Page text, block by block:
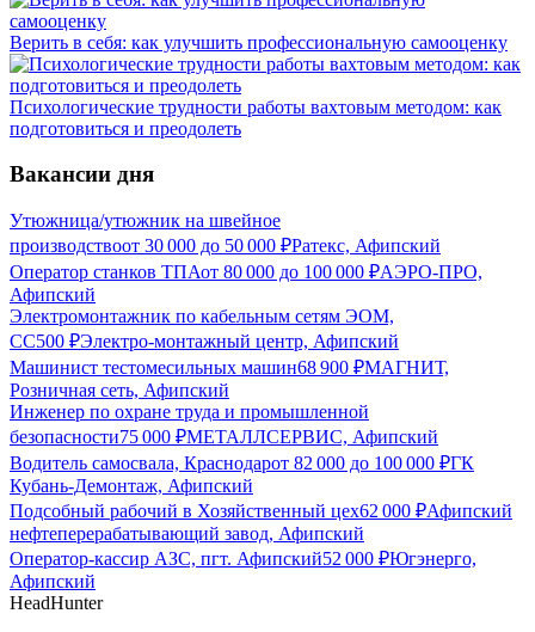
Верить в себя: как улучшить профессиональную самооценку
Психологические трудности работы вахтовым методом: как
подготовиться и преодолеть
Вакансии дня
Утюжница/утюжник на швейное
производствоот 30 000 до 50 000 ₽Ратекс, Афипский
Оператор станков ТПАот 80 000 до 100 000 ₽АЭРО-ПРО,
Афипский
Электромонтажник по кабельным сетям ЭОМ,
СС500 ₽Электро-монтажный центр, Афипский
Машинист тестомесильных машин68 900 ₽МАГНИТ,
Розничная сеть, Афипский
Инженер по охране труда и промышленной
безопасности75 000 ₽МЕТАЛЛСЕРВИС, Афипский
Водитель самосвала, Краснодарот 82 000 до 100 000 ₽ГК
Кубань-Демонтаж, Афипский
Подсобный рабочий в Хозяйственный цех62 000 ₽Афипский
нефтеперерабатывающий завод, Афипский
Оператор-кассир АЗС, пгт. Афипский52 000 ₽Югэнерго,
Афипский
HeadHunter